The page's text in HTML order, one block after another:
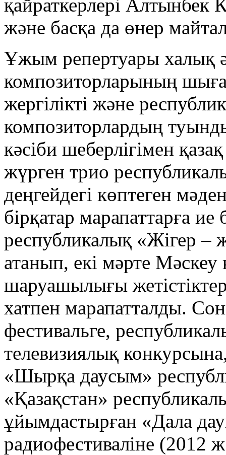
қайраткерлері Алтынбек
және басқа да өнер
Ұжым репертуары халық
композиторларының
жергілікті және
композиторлардың
кәсіби шеберлігімен
жүрген трио
деңгейдегі көптеген
бірқатар марапаттарға
республикалық «Жігер –
атанып, екі мәрте
шаруашылығы
хатпен марапатталды.
фестивальге,
телевизиялық
«Шырқа даусым»
«Қазақстан»
ұйымдастырған «Дала
радиофестиваліне (2012